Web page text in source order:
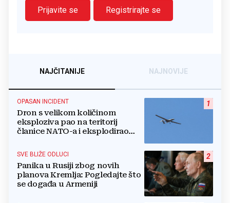
Prijavite se
Registrirajte se
NAJČITANIJE NAJNOVIJE
1
OPASAN INCIDENT
Dron s velikom količinom
eksploziva pao na teritorij
članice NATO-a i eksplodirao
2
SVE BLIŽE ODLUCI
Panika u Rusiji zbog novih
planova Kremlja: Pogledajte što
se događa u Armeniji